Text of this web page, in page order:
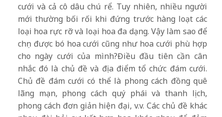
cưới và cả cô dâu chú rể. Tuy nhiên, nhiều người
mới thường bối rối khi đứng trước hàng loạt các
loại hoa rực rỡ và loại hoa đa dạng. Vậy làm sao để
chọn được bó hoa cưới cũng như hoa cưới phù hợp
cho ngày cưới của mình?Điều đầu tiên cần cân
nhắc đó là chủ đề và địa điểm tổ chức đám cưới.
Chủ đề đám cưới có thể là phong cách đồng quê
lãng mạn, phong cách quý phái và thanh lịch,
phong cách đơn giản hiện đại, v.v. Các chủ đề khác